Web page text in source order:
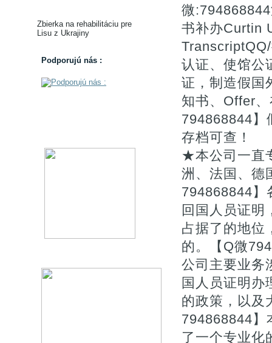
Zbierka na rehabilitáciu pre
Lisu z Ukrajiny
Podporujú nás :
微
书补办Curtin
认证、使馆公
证，制造假国
知书、Offer
794868844】
存档可查！
★本公司一直
洲、法国、德
794868844】
回国人员证明
占据了的地位
的。【Q微
公司主要业务
国人员证明办
的政策，以及
794868844】
了一个专业化